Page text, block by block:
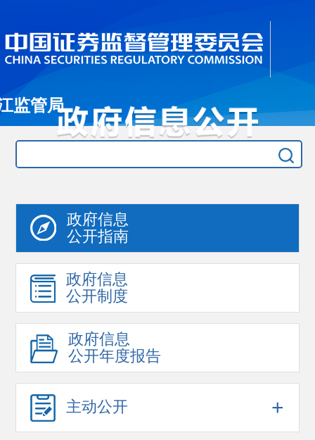
监管局
政府信息
公开指南
政府信息
公开制度
政府信息
公开年度报告
主动公开 +